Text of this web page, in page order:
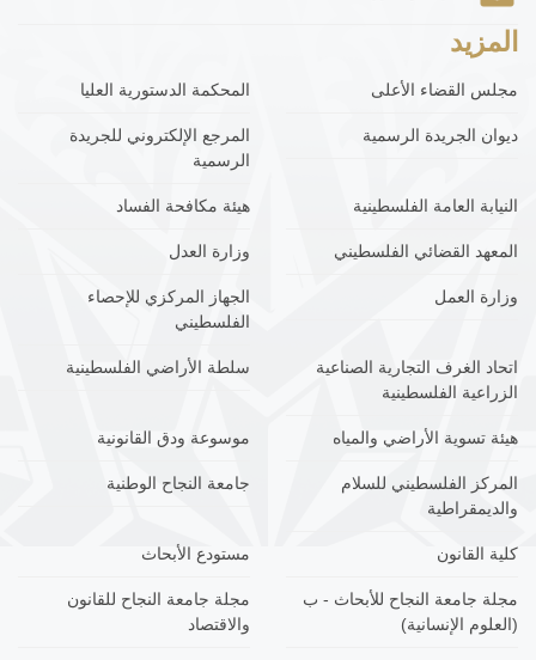
المزيد
مجلس القضاء الأعلى المحكمة الدستورية العليا
ديوان الجريدة الرسمية
المرجع الإلكتروني للجريدة
الرسمية
النيابة العامة الفلسطينية هيئة مكافحة الفساد
المعهد القضائي الفلسطيني وزارة العدل
وزارة العمل
الجهاز المركزي للإحصاء
الفلسطيني
اتحاد الغرف التجارية الصناعية
الزراعية الفلسطينية
سلطة الأراضي الفلسطينية
هيئة تسوية الأراضي والمياه موسوعة ودق القانونية
المركز الفلسطيني للسلام
والديمقراطية
جامعة النجاح الوطنية
كلية القانون مستودع الأبحاث
مجلة جامعة النجاح للأبحاث - ب
(العلوم الإنسانية)
مجلة جامعة النجاح للقانون
والاقتصاد